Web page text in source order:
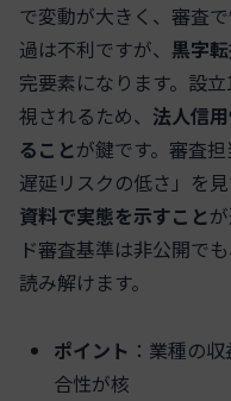
で変動が大きく、審査
過は不利ですが、 黒字
完要素になります。設
視されるため、 法人信
ることが鍵です。審査
遅延リスクの低さ」を見
資料で実態を示すこと
ド審査基準は非公開で
読み解けます。
ポイント ：業種の
合性が核